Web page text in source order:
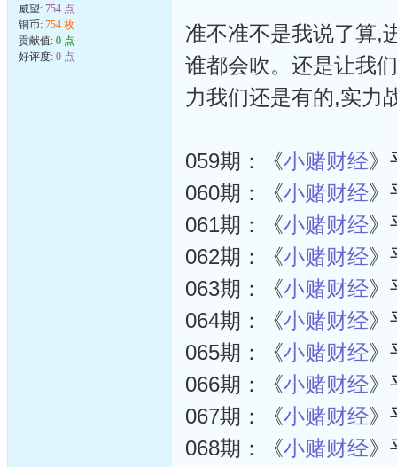
威望: 754 点
铜币: 754 枚
贡献值: 0 点
好评度: 0 点
准不准不是我说了算,
谁都会吹。还是让我
力我们还是有的,实力
059期：《小赌财经》
060期：《小赌财经》
061期：《小赌财经》
062期：《小赌财经》
063期：《小赌财经》
064期：《小赌财经》
065期：《小赌财经》
066期：《小赌财经》
067期：《小赌财经》
068期：《小赌财经》